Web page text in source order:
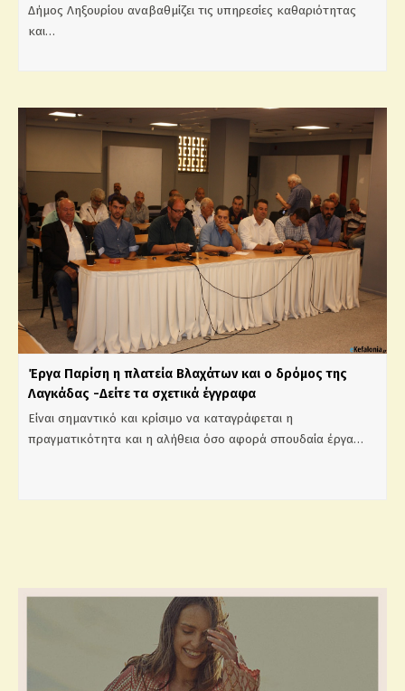
Δήμος Ληξουρίου αναβαθμίζει τις υπηρεσίες καθαριότητας
και…
Έργα Παρίση η πλατεία Βλαχάτων και ο δρόμος της
Λαγκάδας -Δείτε τα σχετικά έγγραφα
Είναι σημαντικό και κρίσιμο να καταγράφεται η
πραγματικότητα και η αλήθεια όσο αφορά σπουδαία έργα…